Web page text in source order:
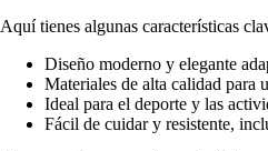
Aquí tienes algunas características
Diseño moderno y elegante
Materiales de alta calidad para
Ideal para el deporte y las
Fácil de cuidar y resistente,